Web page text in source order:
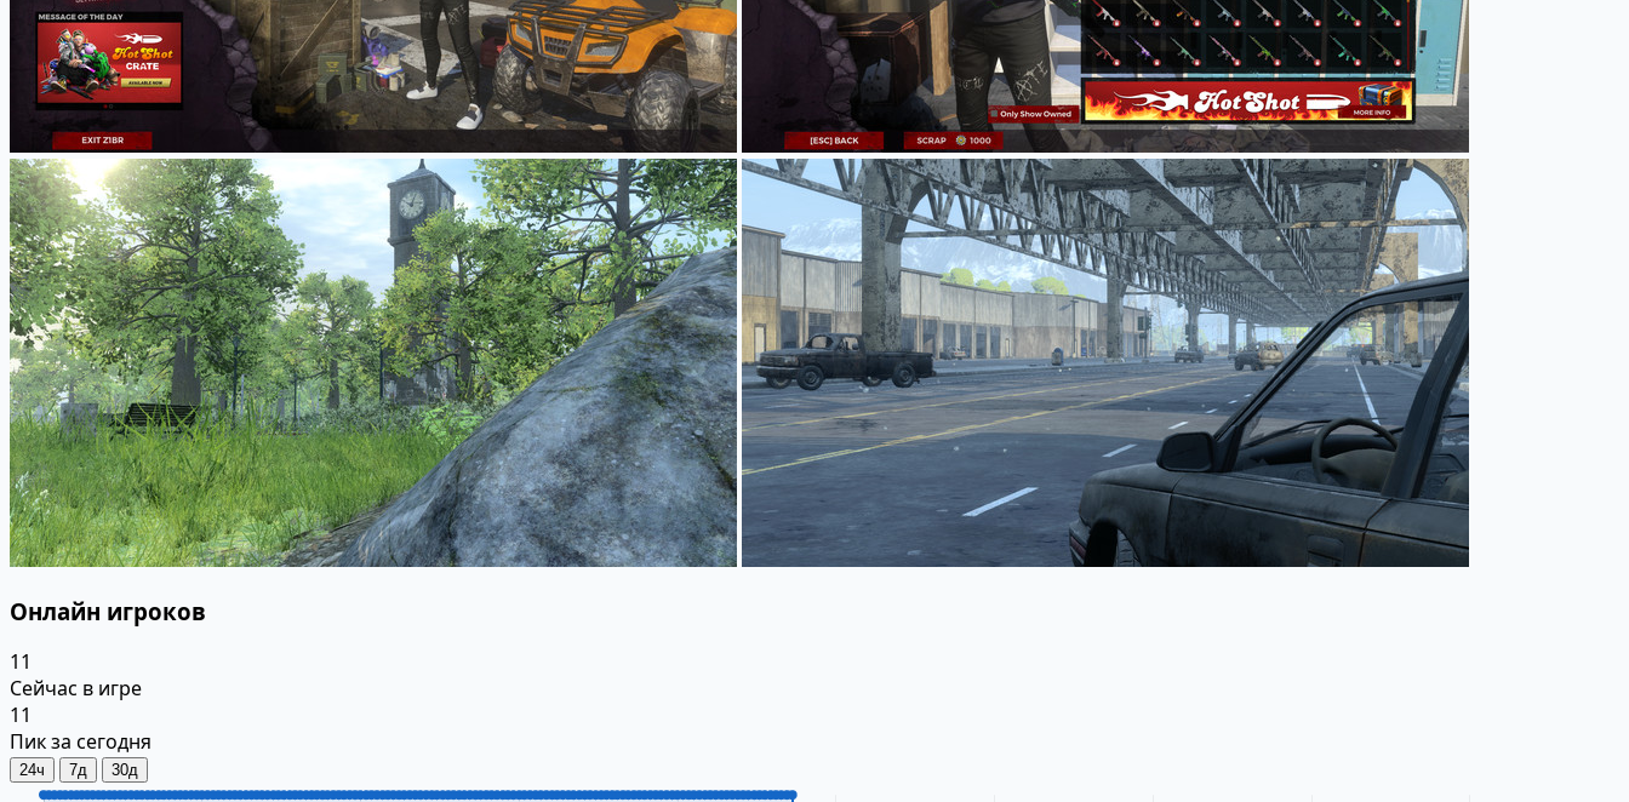
Онлайн игроков
11
Сейчас в игре
11
Пик за сегодня
24ч 7д 30д